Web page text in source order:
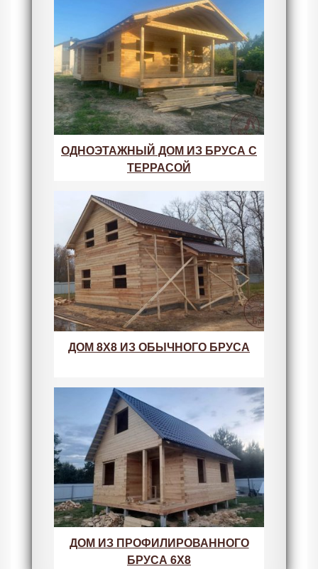
ОДНОЭТАЖНЫЙ ДОМ ИЗ БРУСА С
ТЕРРАСОЙ
ДОМ 8Х8 ИЗ ОБЫЧНОГО БРУСА
ДОМ ИЗ ПРОФИЛИРОВАННОГО
БРУСА 6Х8